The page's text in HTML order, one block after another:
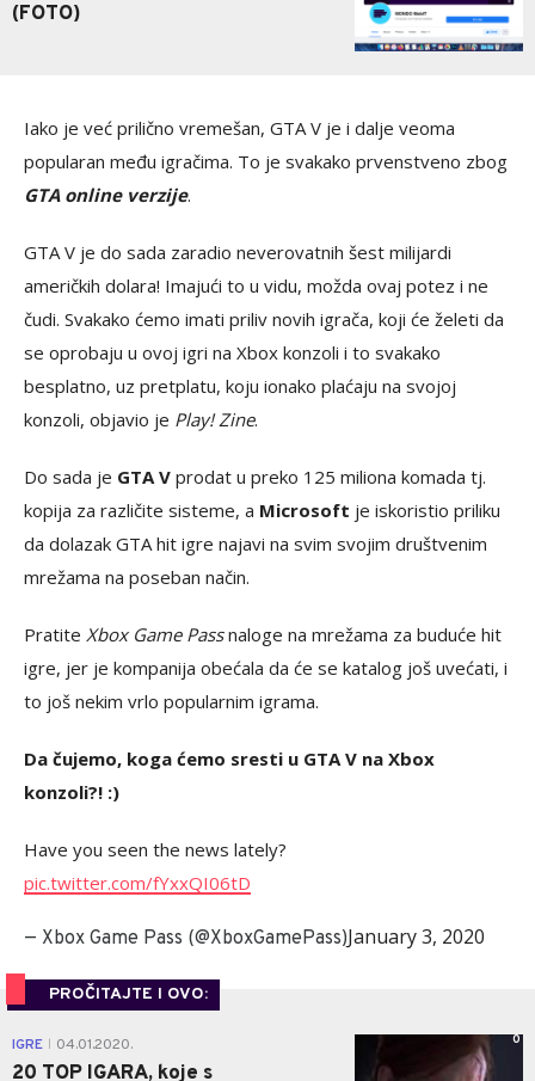
(FOTO)
Iako je već prilično vremešan, GTA V je i dalje veoma
popularan među igračima. To je svakako prvenstveno zbog
GTA online verzije.
GTA V je do sada zaradio neverovatnih šest milijardi
američkih dolara! Imajući to u vidu, možda ovaj potez i ne
čudi. Svakako ćemo imati priliv novih igrača, koji će želeti da
se oprobaju u ovoj igri na Xbox konzoli i to svakako
besplatno, uz pretplatu, koju ionako plaćaju na svojoj
konzoli, objavio je Play! Zine.
Do sada je GTA V prodat u preko 125 miliona komada tj.
kopija za različite sisteme, a Microsoft je iskoristio priliku
da dolazak GTA hit igre najavi na svim svojim društvenim
mrežama na poseban način.
Pratite Xbox Game Passnaloge na mrežama za buduće hit
igre, jer je kompanija obećala da će se katalog još uvećati, i
to još nekim vrlo popularnim igrama.
Da čujemo, koga ćemo sresti u GTA V na Xbox
konzoli?! :)
Have you seen the news lately?
pic.twitter.com/fYxxQI06tD
— Xbox Game Pass (@XboxGamePass)January 3, 2020
PROČITAJTE I OVO:
IGRE 04.01.2020.
20 TOP IGARA, koje s
0